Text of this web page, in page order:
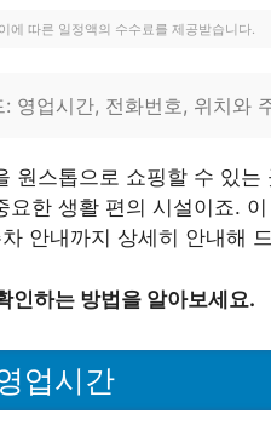
에 따른 일정액의 수수료를 제공받습니다.
영업시간, 전화번호, 위치와
원스톱으로 쇼핑할 수 있
요한 생활 편의 시설이죠.
안내까지 상세히 안내해
인하는 방법을 알아보세요.
업시간